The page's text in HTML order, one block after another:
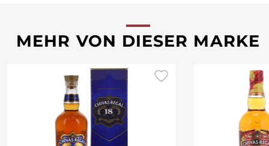
MEHR VON DIESER MARKE